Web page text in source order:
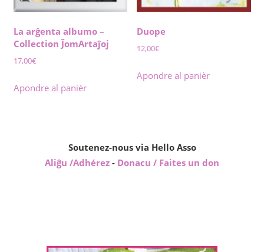
La arĝenta albumo –
Collection ĴomArtaĵoj
17,00€
Apondre al panièr
Duope
12,00€
Apondre al panièr
Soutenez-nous via Hello Asso
Aliĝu /Adhérez - Donacu / Faites un don